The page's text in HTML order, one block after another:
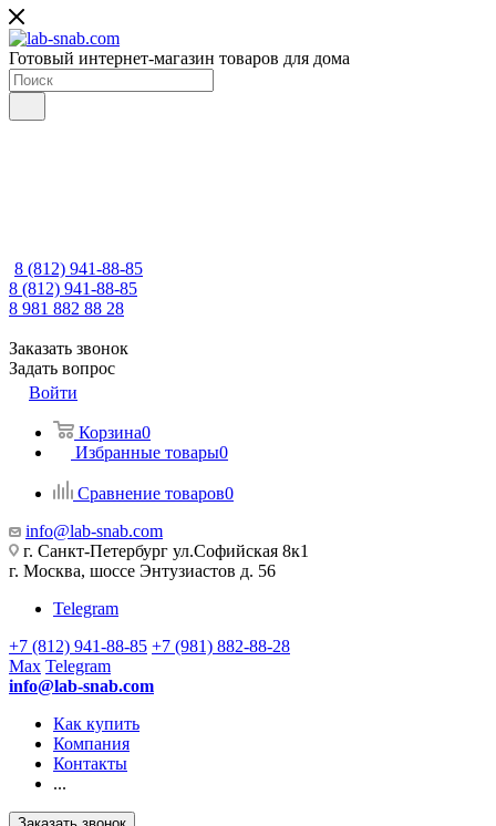
Готовый интернет-магазин товаров для дома
8 (812) 941-88-85
8 (812) 941-88-85
8 981 882 88 28
Заказать звонок
Задать вопрос
Войти
Корзина0
Избранные товары0
Сравнение товаров0
info@lab-snab.com
г. Санкт-Петербург ул.Софийская 8к1
г. Москва, шоссе Энтузиастов д. 56
Telegram
+7 (812) 941-88-85 +7 (981) 882-88-28
Max Telegram
info@lab-snab.com
Как купить
Компания
Контакты
...